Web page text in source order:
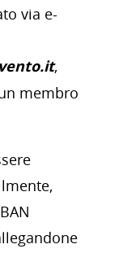
via e-
,
membro